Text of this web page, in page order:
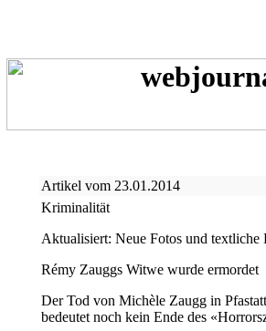
Artikel vom 23.01.2014
Kriminalität
Aktualisiert: Neue Fotos und textliche
Rémy Zauggs Witwe wurde ermordet
Der Tod von Michèle Zaugg in
bedeutet noch kein Ende des